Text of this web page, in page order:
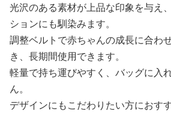
光沢のある素材が上品な印象を与え
ションにも馴染みます。
調整ベルトで赤ちゃんの成長に合わ
き、長期間使用できます。
軽量で持ち運びやすく、バッグに入
ん。
デザインにもこだわりたい方におす